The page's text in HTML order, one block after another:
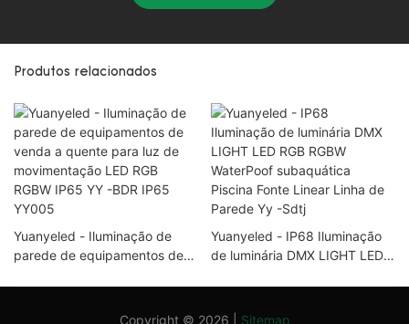
Produtos relacionados
Yuanyeled - Iluminação de
parede de equipamentos de
RGBW IP65 YY -BDR IP65
Yuanyeled - IP68 Iluminação
de luminária DMX LIGHT LED
Linear Linha de Parede Yy -
Copyright © 2026 | Sitemap